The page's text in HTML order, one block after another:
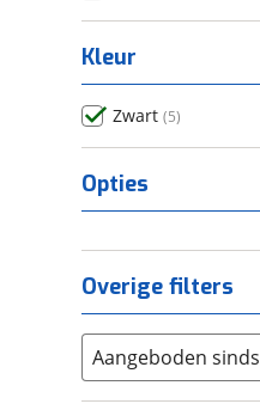
Kleur
Zwart (5)
Opties
Overige filters
Aangeboden sinds